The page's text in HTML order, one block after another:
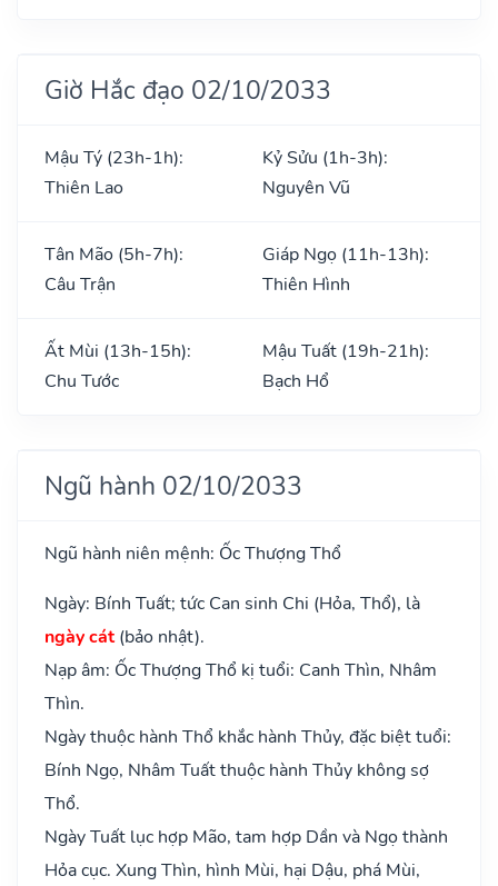
Giờ Hắc đạo 02/10/2033
Mậu Tý (23h-1h):
Thiên Lao
Kỷ Sửu (1h-3h):
Nguyên Vũ
Tân Mão (5h-7h):
Câu Trận
Giáp Ngọ (11h-13h):
Thiên Hình
Ất Mùi (13h-15h):
Chu Tước
Mậu Tuất (19h-21h):
Bạch Hổ
Ngũ hành 02/10/2033
Ngũ hành niên mệnh: Ốc Thượng Thổ
Ngày: Bính Tuất; tức Can sinh Chi (Hỏa, Thổ), là
ngày cát(bảo nhật).
Nạp âm: Ốc Thượng Thổ kị tuổi: Canh Thìn, Nhâm
Thìn.
Ngày thuộc hành Thổ khắc hành Thủy, đặc biệt tuổi:
Bính Ngọ, Nhâm Tuất thuộc hành Thủy không sợ
Thổ.
Ngày Tuất lục hợp Mão, tam hợp Dần và Ngọ thành
Hỏa cục. Xung Thìn, hình Mùi, hại Dậu, phá Mùi,